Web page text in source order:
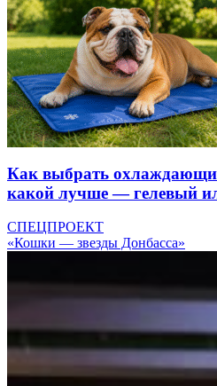
Как выбрать
какой лучше — гелевый
СПЕЦПРОЕКТ
«Кошки — звезды Донбасса»